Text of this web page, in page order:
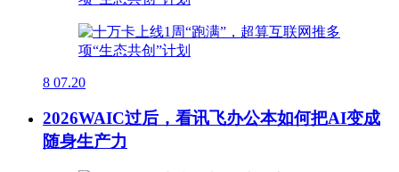
8 07.20
2026WAIC过后，看讯飞办公本如何把AI变成
随身生产力